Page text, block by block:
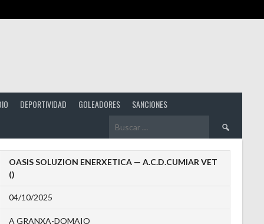
DEPORTIVIDAD GOLEADORES SANCIONES
Buscar:
OASIS SOLUZION ENERXETICA — A.C.D.CUMIAR VET
()
04/10/2025
A GRANXA-DOMAIO